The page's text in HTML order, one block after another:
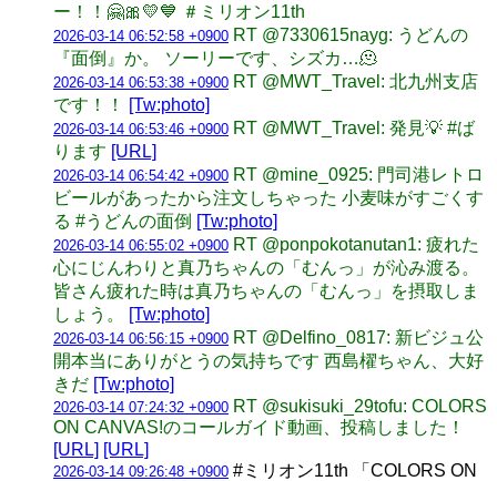
ー！！🤗🎀💛💙 ＃ミリオン11th
2026-03-14 06:52:58 +0900 RT @7330615nayg: うどんの
『面倒』か。 ソーリーです、シズカ…🫠
2026-03-14 06:53:38 +0900 RT @MWT_Travel: 北九州支店
です！！
[Tw:photo]
2026-03-14 06:53:46 +0900 RT @MWT_Travel: 発見💡 #ば
ります [URL]
2026-03-14 06:54:42 +0900 RT @mine_0925: 門司港レトロ
ビールがあったから注文しちゃった 小麦味がすごくす
る #うどんの面倒 [Tw:photo]
2026-03-14 06:55:02 +0900 RT @ponpokotanutan1: 疲れた
心にじんわりと真乃ちゃんの「むんっ」が沁み渡る。
皆さん疲れた時は真乃ちゃんの「むんっ」を摂取しま
しょう。
[Tw:photo]
2026-03-14 06:56:15 +0900 RT @Delfino_0817: 新ビジュ公
開本当にありがとうの気持ちです 西島櫂ちゃん、大好
きだ [Tw:photo]
2026-03-14 07:24:32 +0900 RT @sukisuki_29tofu: COLORS
ON CANVAS!のコールガイド動画、投稿しました！
[URL] [URL]
2026-03-14 09:26:48 +0900 #ミリオン11th 「COLORS ON